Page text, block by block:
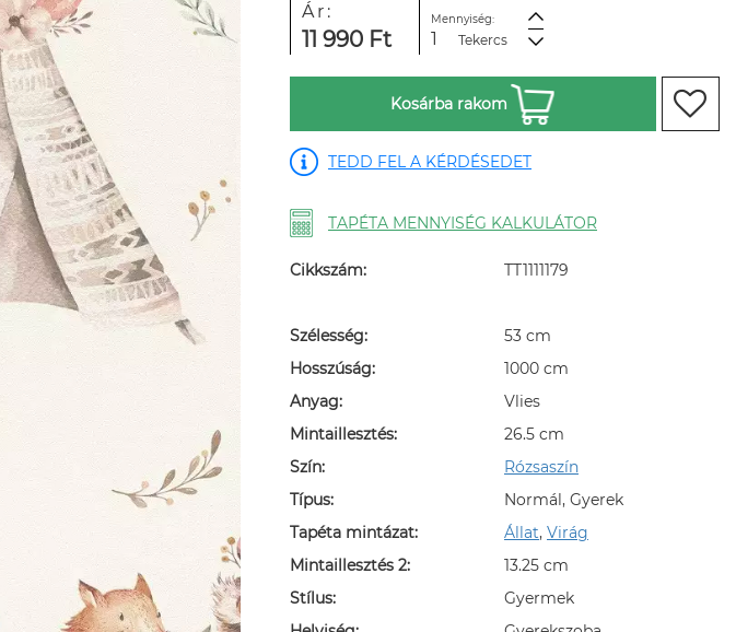
Ár:
11 990 Ft
Mennyiség:
Tekercs
Kosárba rakom
TEDD FEL A KÉRDÉSEDET
TAPÉTA MENNYISÉG KALKULÁTOR
Cikkszám: TT1111179
Szélesség:
53 cm
Hosszúság:
1000 cm
Anyag:
Vlies
Mintaillesztés:
26.5 cm
Szín:
Rózsaszín
Típus:
Normál, Gyerek
Tapéta mintázat:
Állat, Virág
Mintaillesztés 2:
13.25 cm
Stílus:
Gyermek